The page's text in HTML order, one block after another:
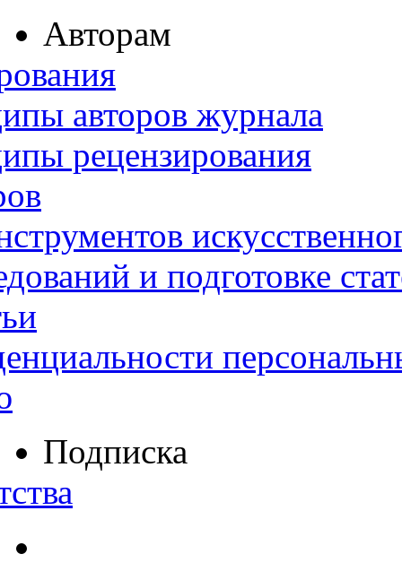
Авторам
авторов журнала
рецензирования
и подготовке
Подписка